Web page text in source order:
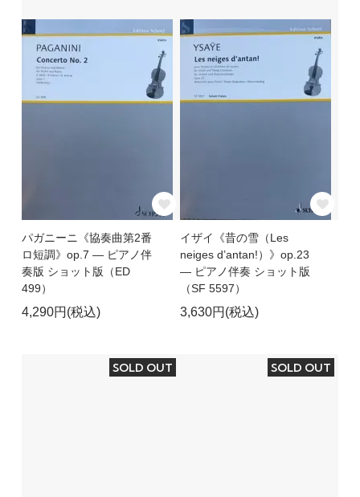
パガニーニ《協奏曲第2番
ロ短調》op.7 ― ピアノ伴
奏版 ショット版（ED
499）
4,290円(税込)
イザイ《昔の雪（Les
neiges d’antan!）》op.23
― ピアノ伴奏 ショット版
（SF 5597）
3,630円(税込)
SOLD OUT SOLD OUT